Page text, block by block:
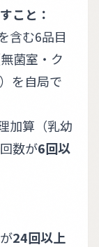
こと：
含む6品目
菌室・ク
を自局で
加算（乳幼
数が6回以
24回以上